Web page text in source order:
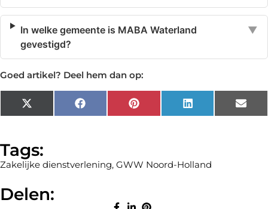
In welke gemeente is MABA Waterland
gevestigd?
▼
Goed artikel? Deel hem dan op:
X
(Twitter)
Facebook Pinterest LinkedIn
Tags:
Zakelijke dienstverlening, GWW Noord-Holland
Delen: